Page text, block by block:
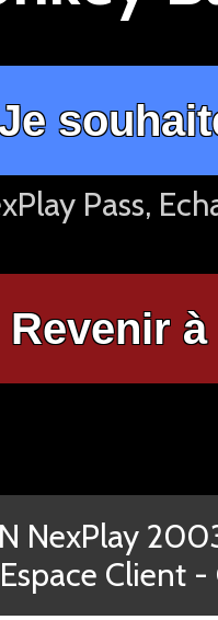
Pass,
Revenir
NexPlay
Espace Client -